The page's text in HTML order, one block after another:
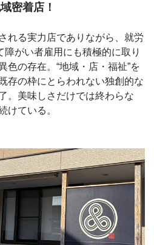
密着店！
れる実力店でありながら、就労
がい者雇用にも積極的に取り
色の存在。“地域・店・福祉”を
存の枠にとらわれない独創的な
。美味しさだけでは終わらな
けている。